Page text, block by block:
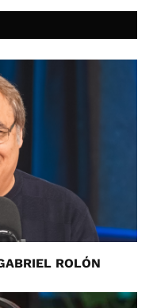
ROLÓN